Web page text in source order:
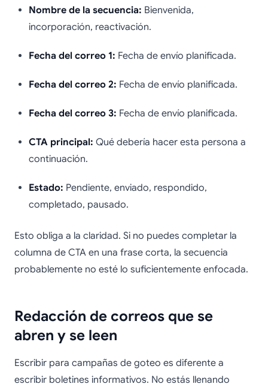
Nombre de la secuencia: Bienvenida,
incorporación, reactivación.
Fecha del correo 1: Fecha de envío planificada.
Fecha del correo 2: Fecha de envío planificada.
Fecha del correo 3: Fecha de envío planificada.
CTA principal: Qué debería hacer esta persona a
continuación.
Estado: Pendiente, enviado, respondido,
completado, pausado.
Esto obliga a la claridad. Si no puedes completar la
columna de CTA en una frase corta, la secuencia
probablemente no esté lo suficientemente enfocada.
Redacción de correos que se
abren y se leen
Escribir para campañas de goteo es diferente a
escribir boletines informativos. No estás llenando